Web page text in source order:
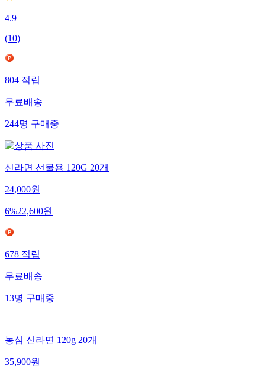
4.9
(10)
804적립
무료배송
244명구매중
신라면 선물용 120G 20개
24,000원
6%22,600원
678적립
무료배송
13명구매중
농심 신라면 120g 20개
35,900원